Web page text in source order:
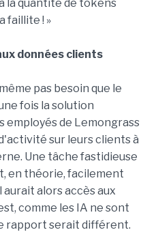
la quantité de tokens
faillite ! »
données clients
pas besoin que le
fois la solution
employés de Lemongrass
sur leurs clients à
Une tâche fastidieuse
en théorie, facilement
alors accès aux
comme les IA ne sont
rapport serait différent.